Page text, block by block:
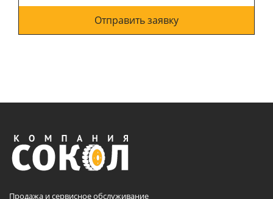
Отправить заявку
Продажа и сервисное обслуживание